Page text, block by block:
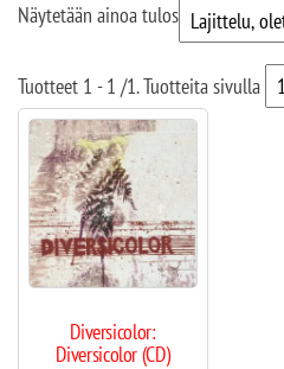
Näytetään ainoa tulos
Tuotteet 1 - 1 /1. Tuotteita sivulla
Diversicolor:
Diversicolor (CD)